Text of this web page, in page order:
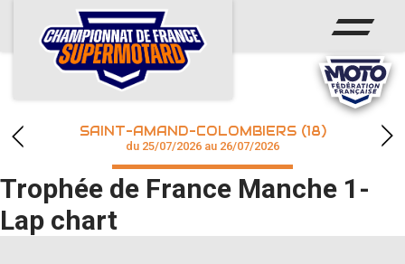
ACCUEIL
ACTUS
CALENDRIER
CHAMPIONNAT
RÉSULTATS
PHOTOS / WEB TV
SAINT-AMAND-COLOMBIERS (18)
du 25/07/2026 au 26/07/2026
Trophée de France Manche 1-
Lap chart